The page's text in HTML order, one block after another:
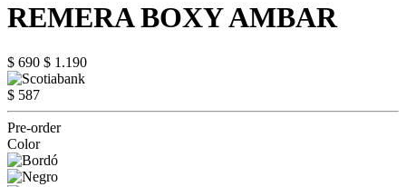
REMERA BOXY AMBAR
$ 690 $ 1.190
$ 587
Pre-order
Color